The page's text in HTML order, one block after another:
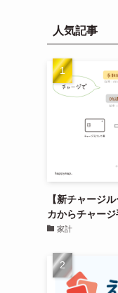
人気記事
【新チャージ
カからチャー
家計